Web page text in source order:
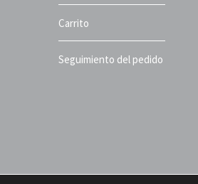
Carrito
Seguimiento del pedido